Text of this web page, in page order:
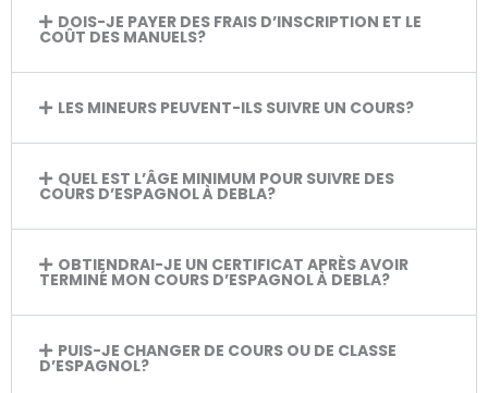
DOIS-JE PAYER DES FRAIS D’INSCRIPTION ET LE
COÛT DES MANUELS?
LES MINEURS PEUVENT-ILS SUIVRE UN COURS?
QUEL EST L’ÂGE MINIMUM POUR SUIVRE DES
COURS D’ESPAGNOL À DEBLA?
OBTIENDRAI-JE UN CERTIFICAT APRÈS AVOIR
TERMINÉ MON COURS D’ESPAGNOL À DEBLA?
PUIS-JE CHANGER DE COURS OU DE CLASSE
D’ESPAGNOL?